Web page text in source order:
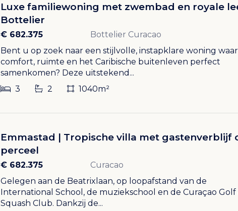
Luxe familiewoning met zwembad en royale
Bottelier
€ 682.375
Bottelier Curacao
Bent u op zoek naar een stijlvolle, instapklare woning waar
comfort, ruimte en het Caribische buitenleven perfect
samenkomen? Deze uitstekend...
3
2 1040m²
Emmastad | Tropische villa met gastenverblijf
perceel
€ 682.375
Curacao
Gelegen aan de Beatrixlaan, op loopafstand van de
International School, de muziekschool en de Curaçao Golf
Squash Club. Dankzij de...